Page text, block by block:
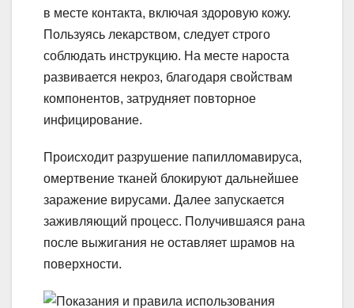
в месте контакта, включая здоровую кожу.
Пользуясь лекарством, следует строго
соблюдать инструкцию. На месте нароста
развивается некроз, благодаря свойствам
компонентов, затрудняет повторное
инфицирование.
Происходит разрушение папилломавируса,
омертвение тканей блокируют дальнейшее
заражение вирусами. Далее запускается
заживляющий процесс. Получившаяся рана
после выжигания не оставляет шрамов на
поверхности.